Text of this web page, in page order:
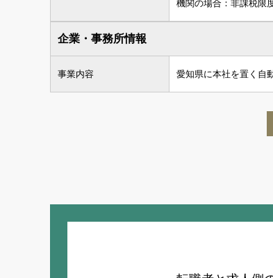
機関の場合：非課税限
企業・事務所情報
事業内容 愛知県に本社を置く自